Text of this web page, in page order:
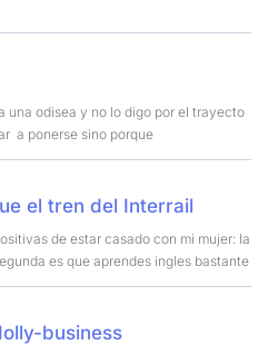
una odisea y no lo digo por el trayecto
a ponerse sino porque
el tren del Interrail
de estar casado con mi mujer: la
es que aprendes ingles bastante
business